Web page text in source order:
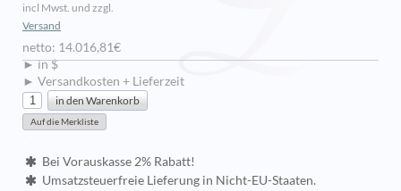
incl Mwst. und zzgl.
Versand
netto: 14.016,81€
► in $
► Versandkosten + Lieferzeit
Bei Vorauskasse 2% Rabatt!
Umsatzsteuerfreie Lieferung in Nicht-EU-Staaten.